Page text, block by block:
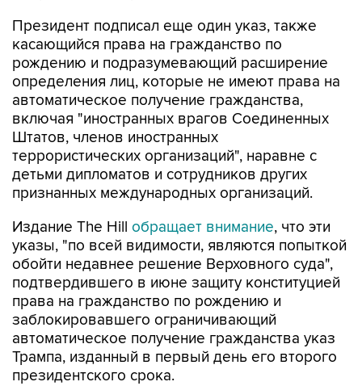
Президент подписал еще один указ, также
касающийся права на гражданство по
рождению и подразумевающий расширение
определения лиц, которые не имеют права на
автоматическое получение гражданства,
включая "иностранных врагов Соединенных
Штатов, членов иностранных
террористических организаций", наравне с
детьми дипломатов и сотрудников других
признанных международных организаций.
Издание The Hill обращает внимание, что эти
указы, "по всей видимости, являются попыткой
обойти недавнее решение Верховного суда",
подтвердившего в июне защиту конституцией
права на гражданство по рождению и
заблокировавшего ограничивающий
автоматическое получение гражданства указ
Трампа, изданный в первый день его второго
президентского срока.